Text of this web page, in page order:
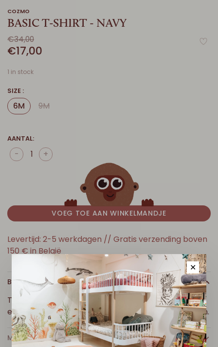
COZMO
BASIC T-SHIRT - NAVY
€34,00
€17,00
1 in stock
SIZE :
6M 9M
AANTAL:
+
-
VOEG TOE AAN WINKELMANDJE
Levertijd: 2-5 werkdagen // Gratis verzending boven
150 € in België
BESCHRIJVING
T-shirt van zeer lichtgewicht katoen. Ronde halslijn
en drukknopen op de linkerschouder. Korte mouwen.
MEER INFO
✕